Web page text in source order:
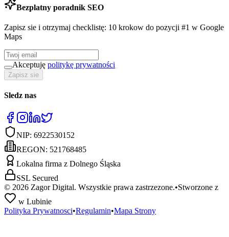
Bezplatny poradnik SEO
Zapisz sie i otrzymaj checklistę: 10 krokow do pozycji #1 w Google
Maps
Akceptuję politykę prywatności
Zapisz sie
Sledz nas
NIP: 6922530152
REGON: 521768485
Lokalna firma z Dolnego Śląska
SSL Secured
© 2026 Zagor Digital. Wszystkie prawa zastrzezone.•Stworzone z
w Lubinie
Polityka Prywatnosci•Regulamin•Mapa Strony